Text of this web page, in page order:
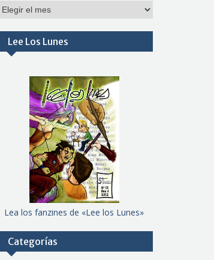
Por
Lee Los Lunes
Lea los fanzines de «Lee los Lunes»
Categorías